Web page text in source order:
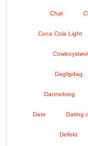
Chat
Coca Cola Light
Dagligdag.
Dannebrog
Date
Defekt